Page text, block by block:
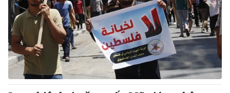
Tin tức
Thế giới đó đây
Câu chuyện quốc tế
Kinh tế
Tài chính
Thị trường
Góc doanh nghiệp
Dữ liệu và đời sống
Truyền hình